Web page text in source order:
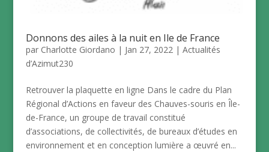
Donnons des ailes à la nuit en Ile de France
par Charlotte Giordano | Jan 27, 2022| Actualités
d’Azimut230
Retrouver la plaquette en ligne Dans le cadre du Plan
Régional d’Actions en faveur des Chauves-souris en Île-
de-France, un groupe de travail constitué
d’associations, de collectivités, de bureaux d’études en
environnement et en conception lumière a œuvré en...